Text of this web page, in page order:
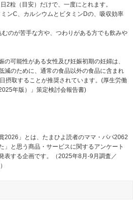
2粒（目安）だけで、一度にとれます。
ンC、カルシウムとビタミンDの、吸収効率
のが苦手な方や、つわりがある方でも飲みや
可能性がある女性及び妊娠初期の妊婦は、
減のために、通常の食品以外の食品に含まれ
摂取することが推奨されています。(厚生労働
年版）」策定検討会報告書)
2026」とは、たまひよ読者のママ・パパ2062
」と思う商品・サービスに関するアンケート
表する企画です。（2025年8月-9月調査／